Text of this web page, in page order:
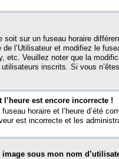
soit sur un fuseau horaire
l’Utilisateur et modifiez le
etc. Veuillez noter que la
utilisateurs inscrits. Si vous
est encore incorrecte !
horaire et l’heure d’été
est incorrecte et les
sous mon nom